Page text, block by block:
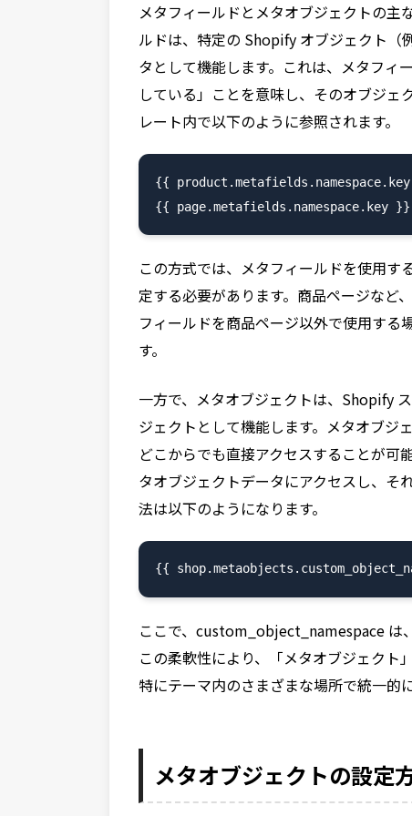
メタフィールドとメタオブジェクトの主
ルドは、特定の Shopify オブジェクト（
タとして機能します。これは、メタフィ
している」ことを意味し、そのオブジ
レート内で以下のように参照されます。
{{
この方式では、メタフィールドを使用
定する必要があります。商品ページなど
フィールドを商品ページ以外で使用する
す。
一方で、メタオブジェクトは、Shopify
ジェクトとして機能します。メタオブジ
どこからでも直接アクセスすることが可
タオブジェクトデータにアクセスし、そ
法は以下のようになります。
ここで、custom_object_namespace は
この柔軟性により、「メタオブジェクト
特にテーマ内のさまざまな場所で統一的
メタオブジェクトの設定